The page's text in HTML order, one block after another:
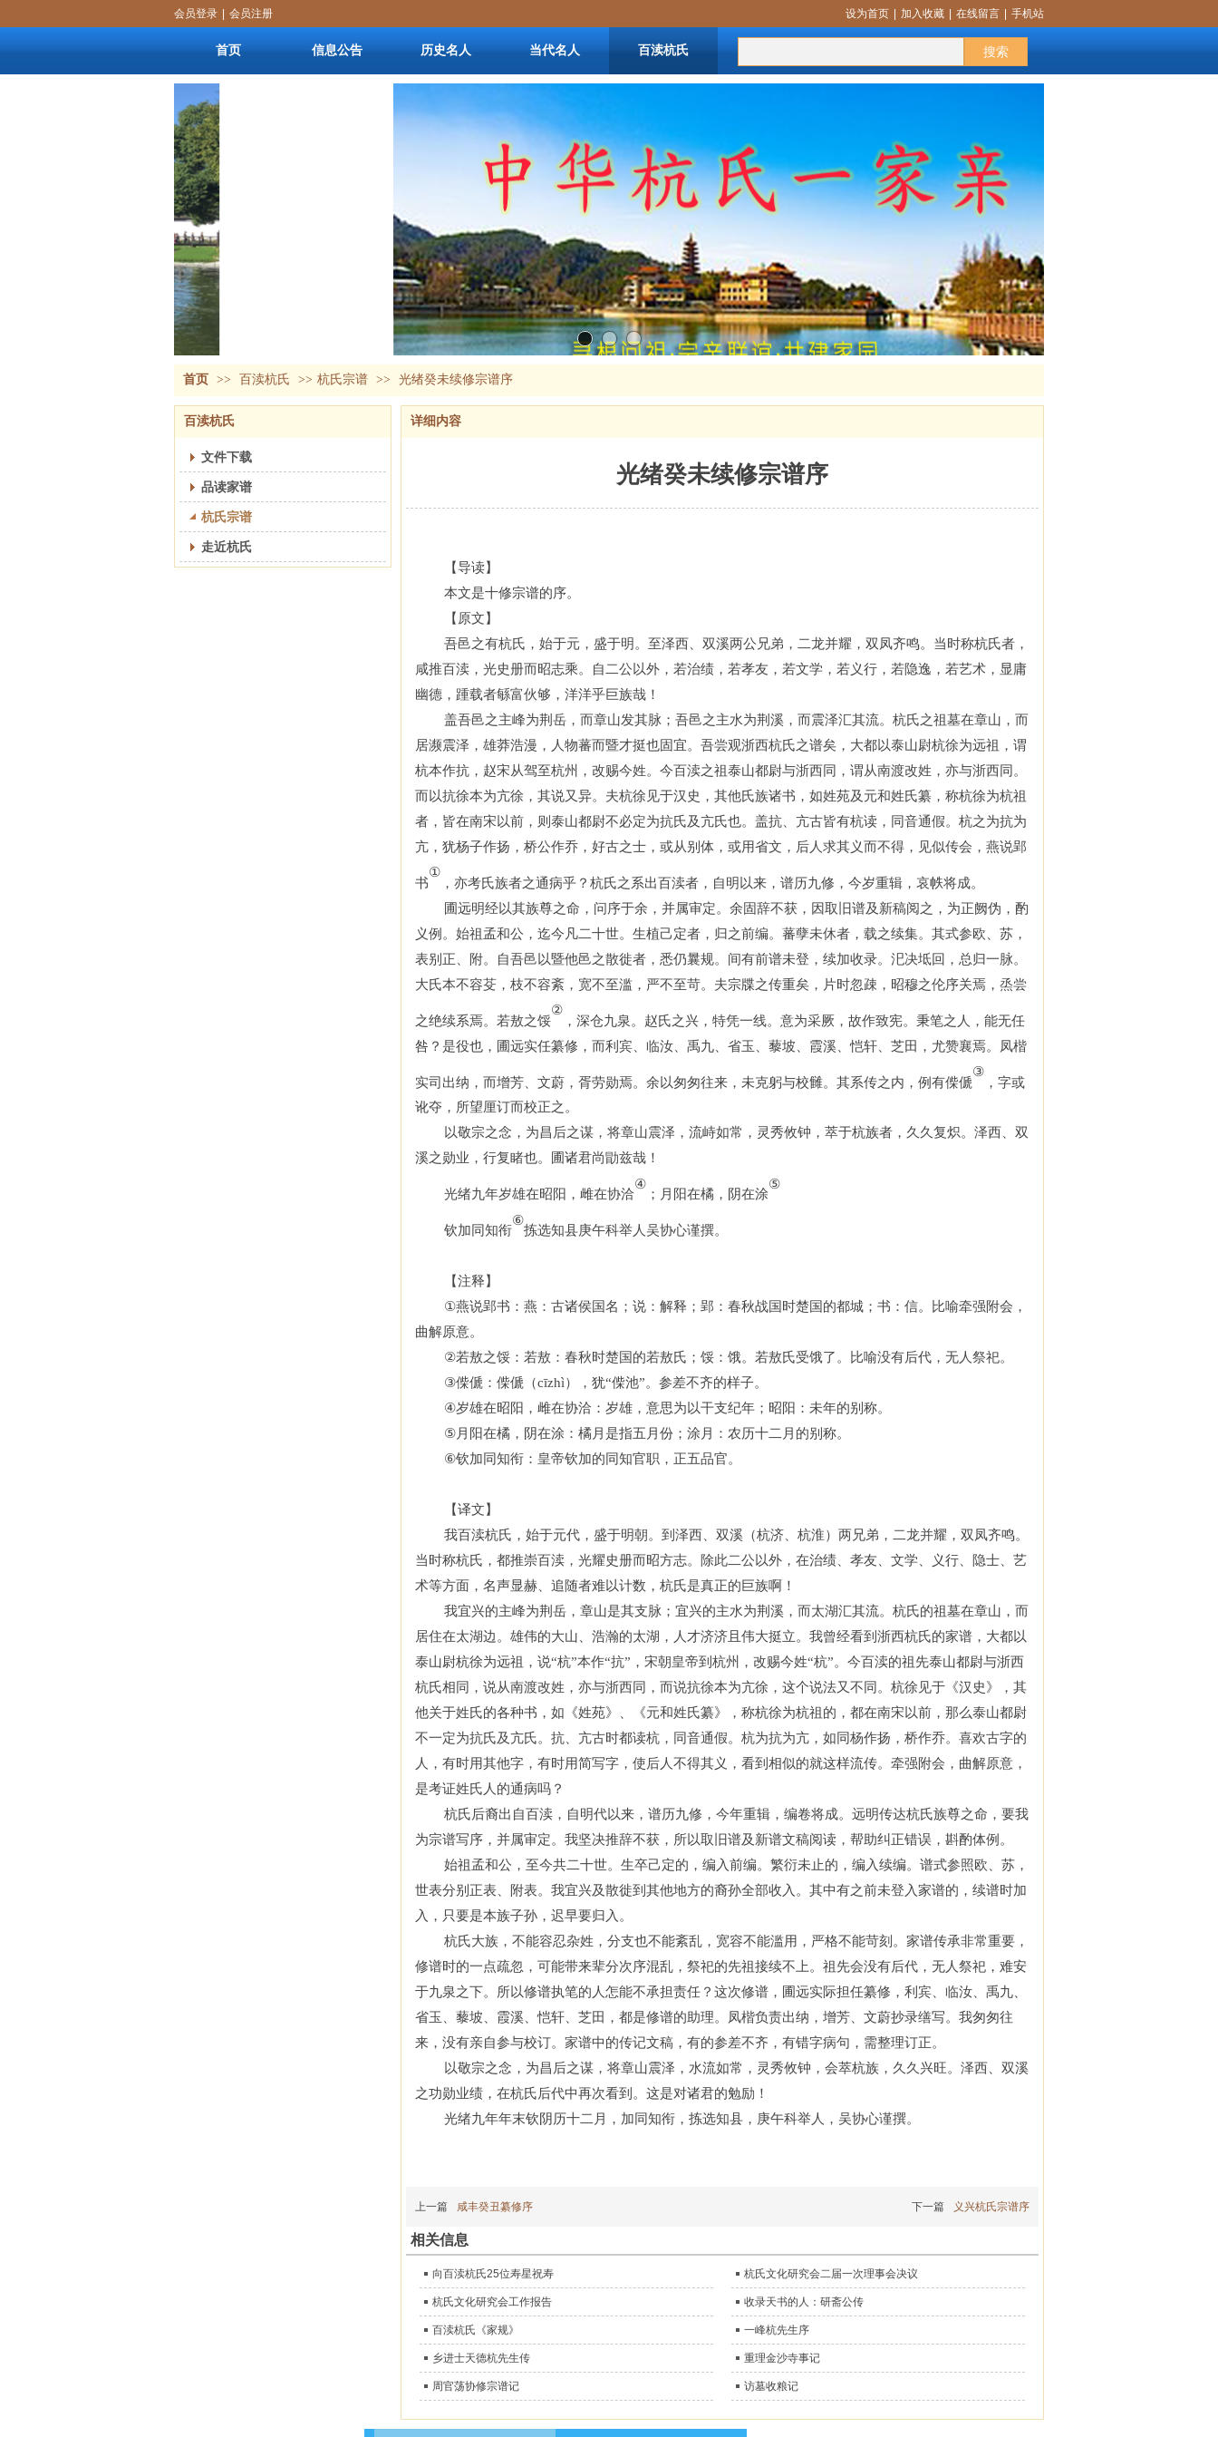
搜索
会员登录 会员注册 设为首页 加入收藏 在线留言 手机站
首页 信息公告 历史名人 当代名人 百渎杭氏 更多
首页 >> 百渎杭氏 >> 杭氏宗谱 >> 光绪癸未续修宗谱序
百渎杭氏
文件下载
品读家谱
杭氏宗谱
走近杭氏
详细内容
光绪癸未续修宗谱序
【导读】
本文是十修宗谱的序。
【原文】
吾邑之有杭氏，始于元，盛于明。至泽西、双溪两公兄弟，二龙并耀，双凤齐鸣。 当时称杭氏者，
咸推百渎，光史册而昭志乘。自二公以外，若治绩，若孝友，若文学，若义行，若隐逸，若艺术，显庸
幽德，踵载者緐富伙够，洋洋乎巨族哉！
盖吾邑之主峰为荆岳，而章山发其脉；吾邑之主水为荆溪，而震泽汇其流。杭氏之祖墓在章山，而
居濒震泽，雄莽浩漫，人物蕃而暨才挺也固宜。吾尝观浙西杭氏之谱矣，大都以泰山尉杭徐为远祖，谓
杭本作抗，赵宋从驾至杭州，改赐今姓。今百渎之祖泰山都尉与浙西同，谓从南渡改姓，亦与浙西同 。
而以抗徐本为亢徐，其说又异。夫杭徐见于汉史，其他氏族诸书，如姓苑及元和姓氏纂，称杭徐为杭祖
者，皆在南宋以前，则泰山都尉不必定为抗氏及亢氏也。盖抗、亢古皆有杭读，同音通假。杭之为抗为
亢，犹杨子作扬，桥公作乔，好古之士，或从别体，或用省文，后人求其义而不得，见似传会，燕说郢
书
①
，亦考氏族者之通病乎？杭氏之系出百渎者，自明以来，谱历九修，今岁重辑，哀帙将成。
圃远明经以其族尊之命，问序于余，并属审定。余固辞不获，因取旧谱及新稿阅之，为正阙伪，酌
义例。始祖孟和公，迄今凡二十世。生植己定者，归之前编。蕃孽未休者，载之续集。其式参欧、苏，
表别正、附。自吾邑以暨他邑之散徙者，悉仍曩规。间有前谱未登，续加收录。汜决坻回，总归一脉。
大氏本不容芟，枝不容紊，宽不至滥，严不至苛。夫宗牒之传重矣，片时忽疎，昭穆之伦序关焉，烝尝
之绝续系焉。若敖之馁
②
，深仓九泉。赵氏之兴，特凭一线。意为采厥，故作致宪。秉笔之人，能无任
咎？是役也，圃远实任纂修，而利宾、临汝、禹九、省玉、藜坡、霞溪、恺轩、芝田，尤赞襄焉。凤楷
实司出纳，而增芳、文蔚，胥劳勋焉。余以匆匆往来，未克躬与校雠。其系传之内，例有偨傂
③
，字或
讹夺，所望厘订而校正之。
以敬宗之念，为昌后之谋，将章山震泽，流峙如常，灵秀攸钟，萃于杭族者，久久复炽。泽西、双
溪之勋业，行复睹也。圃诸君尚勖兹哉！
光绪九年岁雄在昭阳，雌在协洽
④
；月阳在橘，阴在涂
⑤
钦加同知衔
⑥
拣选知县庚午科举人吴协心谨撰。
【注释】
①燕说郢书 ：燕：古诸侯国名；说：解释；郢：春秋战国时楚国的都城；书：信。比喻牵强附会，
曲解原意。
②若敖之馁 ：若敖：春秋时楚国的若敖氏；馁：饿。若敖氏受饿了。比喻没有后代，无人祭祀。
③偨傂 ：偨傂（cīzhì），犹“偨池”。参差不齐的样子。
④岁雄在昭阳，雌在协洽 ：岁雄，意思为以干支纪年；昭阳：未年的别称。
⑤月阳在橘，阴在涂 ：橘月是指五月份；涂月：农历十二月的别称。
⑥钦加同知衔 ：皇帝钦加的同知官职，正五品官。
【译文】
我百渎杭氏，始于元代 ，盛于明朝 。 到 泽西、双溪 （杭济、杭淮） 两兄弟，二龙并耀，双凤齐鸣。
当时称杭氏， 都推崇百渎，光耀史册而昭方志。 除此二公以外， 在治绩 孝友 文学 义行 隐士、 艺
术等方面 ， 名声显赫、追随者难以计数，杭氏是真正的巨族啊 ！
我宜兴的主峰为荆岳，章山是其支脉； 宜兴的主水为荆溪，而太湖汇其流。杭氏的祖墓在章山，而
居住在太湖边。雄伟的大山
浩瀚的太湖，人才济济且伟大挺立。我曾经看到浙西杭氏的家谱 ，大都以
泰山尉杭徐为远祖， 说“杭”本作“抗” ，宋朝皇帝到杭州， 改赐今姓“杭”。今百渎的祖先泰山都尉与浙西
杭氏相同，说从南渡改姓，亦与浙西同，而说抗徐本为亢徐， 这个说法又不同。 杭徐见于 《汉史》
，其
他关于姓氏的各种书，如《姓苑》、《元和姓氏纂》 ，称杭徐为杭祖 的 ， 都在南宋以前， 那么泰山都尉
不一定为抗氏及亢氏。抗、亢古时都读杭，同音通假。杭为抗为亢， 如同杨作扬，桥作乔。喜欢古字的
人 ， 有时用其他字，有时用简写字 ， 使后人不得其义， 看到相似的就这样流传。 牵强附会，曲解原意，
是考证姓氏人的通病吗 ？
杭氏后裔出 自百渎，自明代以来，谱历九修，今年重辑， 编卷将成。远明传达杭氏族尊之命， 要我
为宗谱写序，并属审定。 我坚决推辞不获， 所以取 旧谱及新谱文稿阅读，帮助纠正错误 ， 斟酌体例。
始祖孟和公， 至今共二十世。生卒己定的 ， 编入前编。 繁衍未 止的，编入续编。谱式参照欧、苏，
世表分别正表、附表。我宜兴及散徙到其他地方的裔孙全部收入。其中有之前未登入家谱的，续谱时加
入 ， 只要是本族子孙，迟早要归入。
杭氏大族，不能容忍杂姓，分支也不能紊乱 ，宽容不能滥用，严格不能苛刻。 家谱传承非常重要，
修谱时的一点疏忽 ，可能带来辈分次序混乱，祭祀的先祖接续不上。祖先会没有后代，无人祭祀，难安
于九泉之下。所以修谱执笔的人怎能不承担责任？ 这次修谱， 圃远实际担任纂修，利宾、临汝、禹九、
省玉、藜坡、霞溪、恺轩、芝田， 都是修谱的助理。凤楷负责出纳，增芳、文蔚抄录缮写。 我匆匆往
来，没有亲自参与校订。 家谱中的传记文稿，有的参差不齐 ，有错字病句，需整理订正。
以敬宗之念，为昌后之谋，将章山震泽， 水流如常，灵秀攸钟， 会萃杭族，久久 兴旺。泽西、双溪
之功勋业绩， 在杭氏后代中再次看到 。 这是对诸君的勉励 ！
光绪九年年末钦 阴历十二月， 加同知衔 ， 拣选知县 ， 庚午科举人 ， 吴协心谨撰。
上一篇 咸丰癸丑纂修序 下一篇 义兴杭氏宗谱序
相关信息
向百渎杭氏25位寿星祝寿 杭氏文化研究会二届一次理事会决议
杭氏文化研究会工作报告 收录天书的人：研斋公传
百渎杭氏《家规》 一峰杭先生序
乡进士天德杭先生传 重理金沙寺事记
周官荡协修宗谱记 访墓收粮记